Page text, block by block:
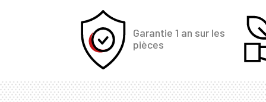
Garantie 1 an sur les
pièces